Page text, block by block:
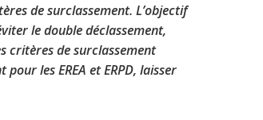
de surclassement. L’objectif
le double déclassement,
critères de surclassement
les EREA et ERPD, laisser